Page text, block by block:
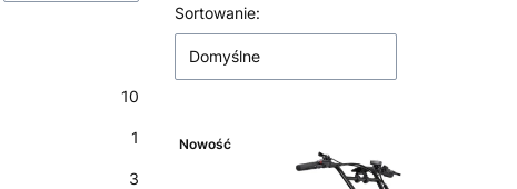
10
1
3
Lista produktów
Sortowanie:
Domyślne
Nowość